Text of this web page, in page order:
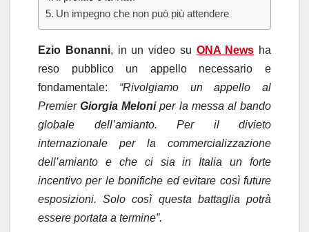
Un impegno che non può più attendere
Ezio Bonanni, in un video su ONA News ha
reso pubblico un appello necessario e
fondamentale: “Rivolgiamo un appello al
PremierGiorgia Meloniper la messa al bando
globale dell’amianto. Per il divieto
internazionale per la commercializzazione
dell’amianto e che ci sia in Italia un forte
incentivo per le bonifiche ed evitare così future
esposizioni. Solo così questa battaglia potrà
essere portata a termine”.